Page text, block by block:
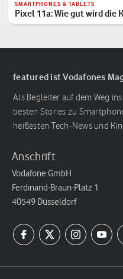
SMARTPHONES & TABLETS
Pixel 11a: Wie gut wird die
Hits?
featured ist Vodafones
Als Begleiter auf dem Weg
besten Stories zu
heißesten Tech-News und
Anschrift
Vodafone GmbH
Ferdinand-Braun-Platz 1
40549 Düsseldorf